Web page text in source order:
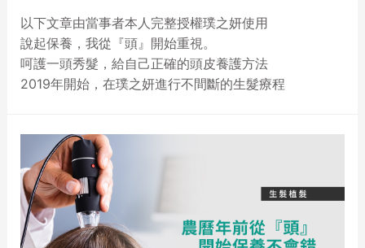
以下文章由當事者本人完整授權璞之妍使用
說起保養，我從『頭』開始重視。
呵護一頭秀髮，給自己正確的頭皮養護方法
2019年開始，在璞之妍進行不間斷的生髮療程